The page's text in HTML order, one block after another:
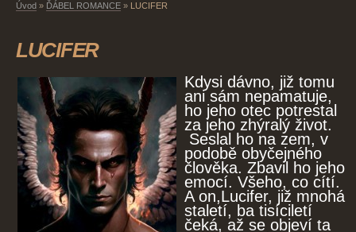
Úvod » ĎÁBEL ROMANCE » LUCIFER
LUCIFER
Kdysi dávno, již tomu
ani sám nepamatuje,
ho jeho otec potrestal
za jeho zhýralý život.
Seslal ho na zem, v
podobě obyčejného
člověka. Zbavil ho jeho
emocí. Všeho, co cítí.
A on,Lucifer, již mnohá
staletí, ba tisíciletí
čeká, až se objeví ta